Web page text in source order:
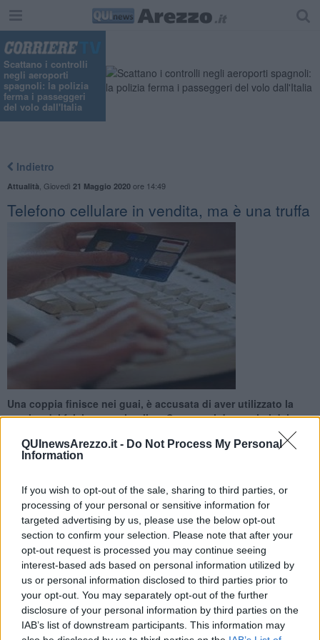
QUInewsArezzo.it - Do Not Process My Personal
Information
If you wish to opt-out of the sale, sharing to third parties, or
processing of your personal or sensitive information for
targeted advertising by us, please use the below opt-out
section to confirm your selection. Please note that after your
opt-out request is processed you may continue seeing
interest-based ads based on personal information utilized by
us or personal information disclosed to third parties prior to
your opt-out. You may separately opt-out of the further
disclosure of your personal information by third parties on the
IAB’s list of downstream participants. This information may
Scattano i controlli
negli aeroporti
spagnoli: la polizia
ferma i passeggeri
del volo dall'Italia
Indietro
Attualità Giovedì 21 Maggio 2020ore 14:49
Telefono cellulare in vendita, ma è una truffa
Una coppia finisce nei guai, è accusata di aver utilizzato la
tecnica dei falsi annunci online. Sono stati denunciati dai
MONTEVARCHI —I Carabinieri della Stazione di Montevarchi
hanno denunciato per il reato ditruffain concorso due persone di
nazionalità italiana.
Si tratta di un uomo ed una donna, entrambi disoccupati, i quali
hanno sfruttato l’ormai nota tecnica dei falsi annunci online, per
mettere in vendita un telefono cellulare su un famoso social
network, che permette di fare compravendite in una apposita
sezione di compravendite.